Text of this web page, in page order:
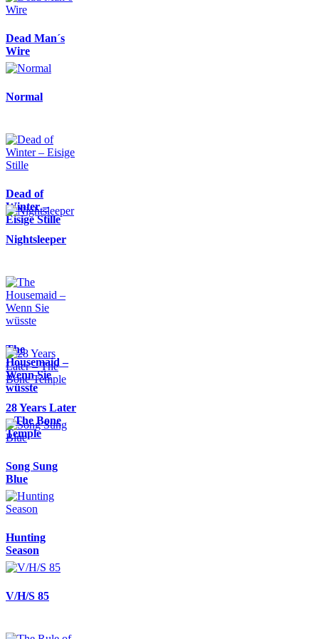
Dead Man´s
Wire
Normal
Dead of
Winter –
Eisige Stille
Nightsleeper
The
Housemaid –
Wenn Sie
wüsste
28 Years Later
– The Bone
Temple
Song Sung
Blue
Hunting
Season
V/H/S 85